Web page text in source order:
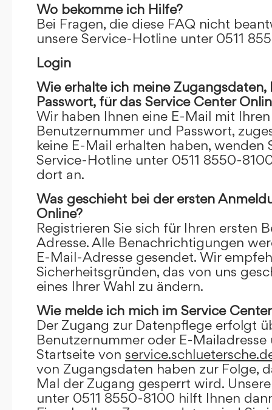
Wo bekomme ich Hilfe?
Bei Fragen, die diese FAQ nicht
unsere Service-Hotline unter 0511
Login
Wie erhalte ich meine
Passwort, für das Service Center
Wir haben Ihnen eine E-Mail mit
Benutzernummer und Passwort,
keine E-Mail erhalten haben, wenden
Service-Hotline unter 0511 8550-
dort an.
Was geschieht bei der ersten
Online?
Registrieren Sie sich für Ihren ersten
Adresse. Alle Benachrichtigungen
E-Mail-Adresse gesendet. Wir
Sicherheitsgründen, das von uns
eines Ihrer Wahl zu ändern.
Wie melde ich mich im Service
Der Zugang zur Datenpflege erfolgt
Benutzernummer oder E-
Startseite von
von Zugangsdaten haben zur Folge,
Mal der Zugang gesperrt wird.
unter 0511 8550-8100 hilft Ihnen